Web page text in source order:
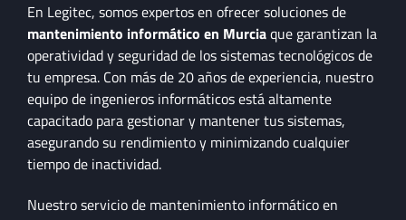
En Legitec, somos expertos en ofrecer soluciones de
mantenimiento informático en Murciaque garantizan la
operatividad y seguridad de los sistemas tecnológicos de
tu empresa. Con más de 20 años de experiencia, nuestro
equipo de ingenieros informáticos está altamente
capacitado para gestionar y mantener tus sistemas,
asegurando su rendimiento y minimizando cualquier
tiempo de inactividad.
Nuestro servicio de mantenimiento informático en